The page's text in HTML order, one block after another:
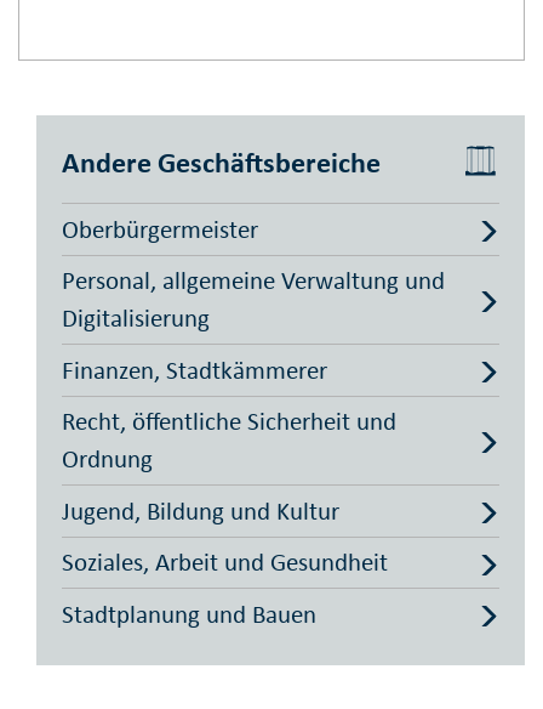
Andere Geschäftsbereiche
Oberbürgermeister
Personal, allgemeine Verwaltung und
Digitalisierung
Finanzen, Stadtkämmerer
Recht, öffentliche Sicherheit und
Ordnung
Jugend, Bildung und Kultur
Soziales, Arbeit und Gesundheit
Stadtplanung und Bauen